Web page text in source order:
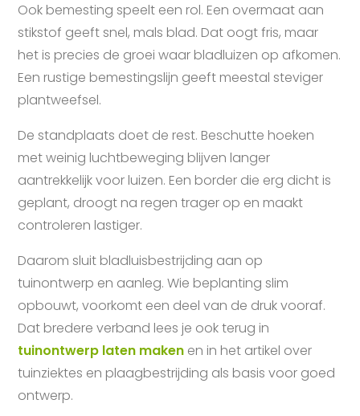
Ook bemesting speelt een rol. Een overmaat aan
stikstof geeft snel, mals blad. Dat oogt fris, maar
het is precies de groei waar bladluizen op afkomen.
Een rustige bemestingslijn geeft meestal steviger
plantweefsel.
De standplaats doet de rest. Beschutte hoeken
met weinig luchtbeweging blijven langer
aantrekkelijk voor luizen. Een border die erg dicht is
geplant, droogt na regen trager op en maakt
controleren lastiger.
Daarom sluit bladluisbestrijding aan op
tuinontwerp en aanleg. Wie beplanting slim
opbouwt, voorkomt een deel van de druk vooraf.
Dat bredere verband lees je ook terug in
tuinontwerp laten maken en in het artikel over
tuinziektes en plaagbestrijding als basis voor goed
ontwerp.